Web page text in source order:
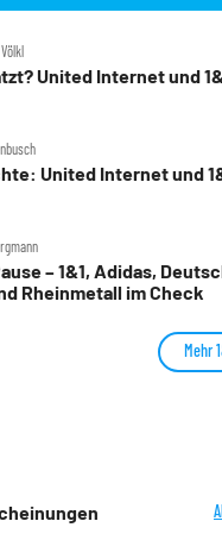
United Internet und
United Internet und
– 1&1, Adidas,
Rheinmetall im Check
Mehr